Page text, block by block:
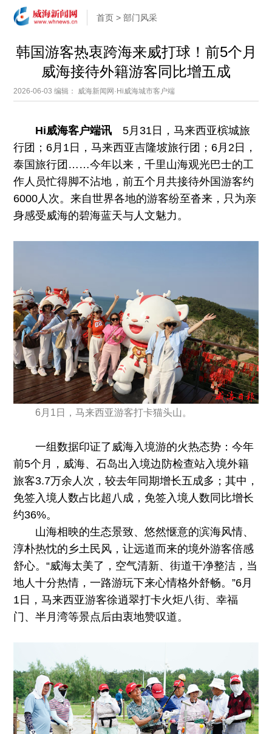
首页 >部门风采
韩国游客热衷跨海来威打球！前5个月
威海接待外籍游客同比增五成
2026-06-03编辑： 威海新闻网·Hi威海城市客户端
Hi威海客户端讯
5月31日，马来西亚槟城旅
行团；6月1日，马来西亚吉隆坡旅行团；6月2日，
泰国旅行团……今年以来，千里山海观光巴士的工
作人员忙得脚不沾地，前五个月共接待外国游客约
6000人次。来自世界各地的游客纷至沓来，只为亲
身感受威海的碧海蓝天与人文魅力。
6月1日，马来西亚游客打卡猫头山。
一组数据印证了威海入境游的火热态势：今年
前5个月，威海、石岛出入境边防检查站入境外籍
旅客3.7万余人次，较去年同期增长五成多；其中，
免签入境人数占比超八成，免签入境人数同比增长
约36%。
山海相映的生态景致、悠然惬意的滨海风情、
淳朴热忱的乡土民风，让远道而来的境外游客倍感
舒心。“威海太美了，空气清新、街道干净整洁，当
地人十分热情，一路游玩下来心情格外舒畅。”6月
1日，马来西亚游客徐逍翠打卡火炬八街、幸福
门、半月湾等景点后由衷地赞叹道。